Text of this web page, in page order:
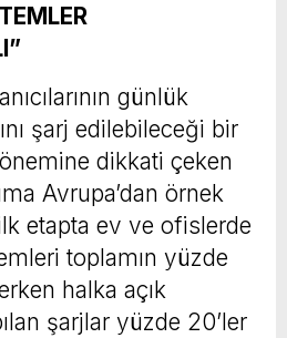
günlük
şarj edilebileceği bir
dikkati çeken
Avrupa’dan örnek
etapta ev ve ofislerde
toplamın yüzde
halka açık
şarjlar yüzde 20’ler